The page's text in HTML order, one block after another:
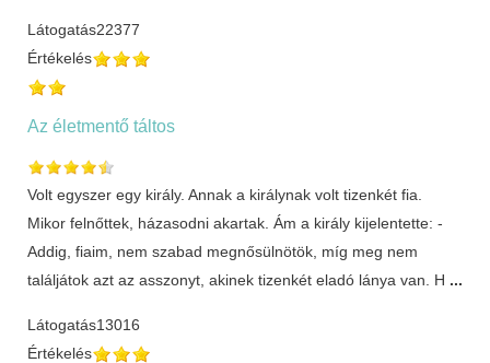
Látogatás22377
Értékelés
Az életmentő táltos
Volt egyszer egy király. Annak a királynak volt tizenkét fia.
Mikor felnőttek, házasodni akartak. Ám a király kijelentette: -
Addig, fiaim, nem szabad megnősülnötök, míg meg nem
találjátok azt az asszonyt, akinek tizenkét eladó lánya van. H ...
Látogatás13016
Értékelés